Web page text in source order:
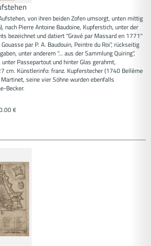
von ihren beiden Zofen umsorgt, unten mittig
nach Pierre Antoine Baudoine, Kupferstich, unter der
bezeichnet und datiert "Gravé par Massard en 1771"
par P. A. Baudouin, Peintre du Roi", rückseitig
unter anderem "... aus der Sammlung Quiring",
Passepartout und hinter Glas gerahmt,
cm. Künstlerinfo: franz. Kupferstecher (1740 Belléme
seine vier Söhne wurden ebenfalls
Becker.
€